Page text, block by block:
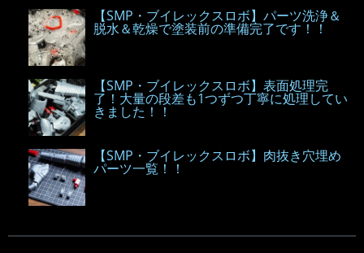
【SMP・ブイレックスロボ】パーツ洗浄＆
脱水＆乾燥で塗装前の準備完了です！！
【SMP・ブイレックスロボ】表面処理完
了！大量の段差も1つずつ丁寧に処理してい
きました！！
【SMP・ブイレックスロボ】肉抜き穴埋め
パーツ一覧！！